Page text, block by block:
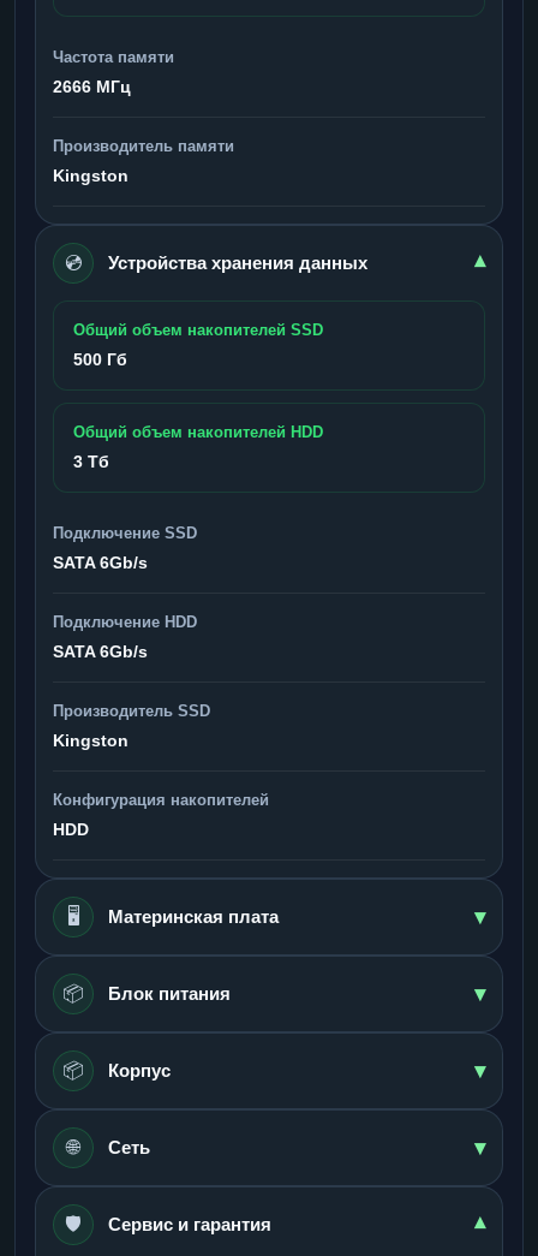
Частота памяти
2666 МГц
Производитель памяти
Kingston
💿 Устройства хранения данных ▾
Общий объем накопителей SSD
500 Гб
Общий объем накопителей HDD
3 Тб
Подключение SSD
SATA 6Gb/s
Подключение HDD
SATA 6Gb/s
Производитель SSD
Kingston
Конфигурация накопителей
HDD
🖥️ Материнская плата ▾
📦 Блок питания ▾
📦 Корпус ▾
🌐 Сеть ▾
🛡️ Сервис и гарантия ▾